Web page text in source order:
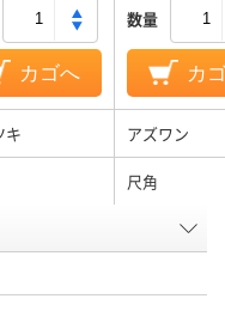
カゴへ
数量
カ
キ アズワン
尺角
綿100%